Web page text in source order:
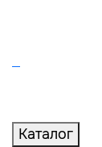
Каталог